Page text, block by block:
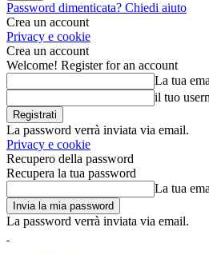
Password dimenticata? Chiedi aiuto
Crea un account
Privacy e cookie
Crea un account
Welcome! Register for an account
La tua
il tuo
La password verrà inviata via email.
Privacy e cookie
Recupero della password
Recupera la tua password
La tua
La password verrà inviata via email.